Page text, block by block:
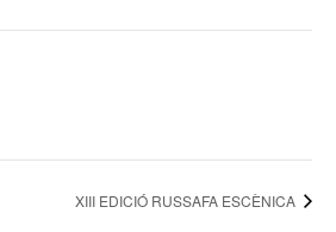
XIII EDICIÓ RUSSAFA ESCÈNICA